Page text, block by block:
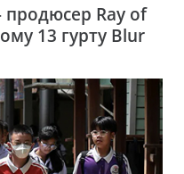
Ray of
13 гурту Blur